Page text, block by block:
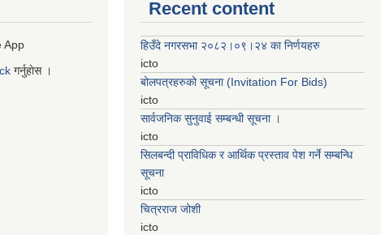
App
गर्नुहाेस ।
Recent content
हिउँदे नगरसभा २०८२।०९।२४ का निर्णयहरु
icto
बोलपत्रहरुको सूचना (Invitation For Bids)
icto
सार्वजनिक सुनुवाई सम्बन्धी सूचना ।
icto
सिलबन्दी प्राविधिक र आर्थिक प्रस्ताव पेश गर्ने सम्बन्धि
सूचना
icto
चित्रराज जोशी
icto